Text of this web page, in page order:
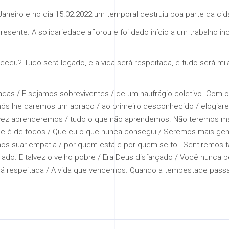
e no dia 15.02.2022 um temporal destruiu boa parte da
A solidariedade aflorou e foi dado início a um trabalho
Tudo será legado, e a vida será respeitada, e tudo será
/ E sejamos sobreviventes / de um naufrágio coletivo.
lhe daremos um abraço / ao primeiro desconhecido /
aprenderemos / tudo o que não aprendemos. Não teremos
é de todos / Que eu o que nunca consegui / Seremos mais
suar empatia / por quem está e por quem se foi.
E talvez o velho pobre / Era Deus disfarçado / Você nunca
respeitada / A vida que vencemos. Quando a tempestade